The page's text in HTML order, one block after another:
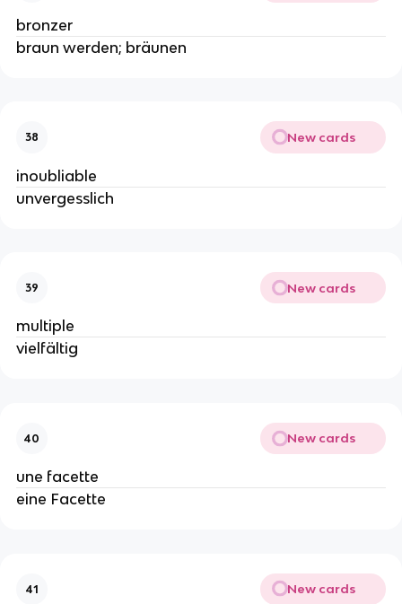
bronzer
braun werden; bräunen
38 New cards
inoubliable
unvergesslich
39 New cards
multiple
vielfältig
40 New cards
une facette
eine Facette
41 New cards